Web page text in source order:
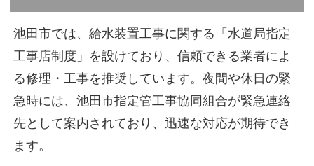
池田市では、給水装置工事に関する「水道局指定
工事店制度」を設けており、信頼できる業者によ
る修理・工事を推奨しています。夜間や休日の緊
急時には、池田市指定管工事協同組合が緊急連絡
先として案内されており、迅速な対応が期待でき
ます。